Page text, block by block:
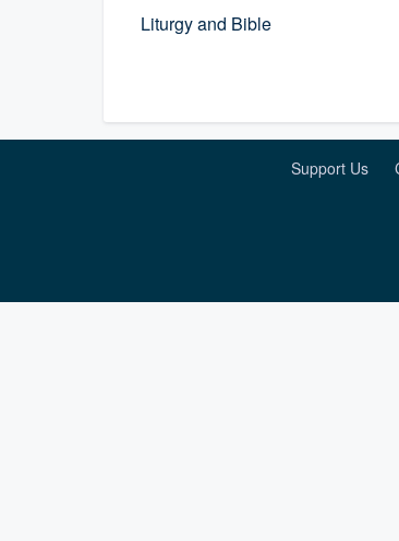
Liturgy and Bible
Support Us